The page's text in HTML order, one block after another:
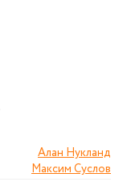
Алан Нукланд
Максим Суслов